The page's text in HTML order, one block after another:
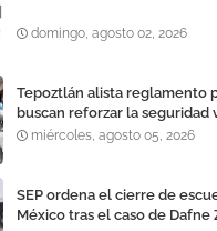
domingo, agosto 02, 2026
Tepoztlán alista reglamento
buscan reforzar la seguridad
miércoles, agosto 05, 2026
SEP ordena el cierre de
México tras el caso de Dafne